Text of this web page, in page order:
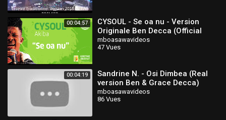
00:04:57
CYSOUL - Se oa nu - Version
Originale Ben Decca (Official
Audio)
mboasawavideos
47 Vues
00:04:19
Sandrine N. - Osi Dimbea (Real
version Ben & Grace Decca)
mboasawavideos
86 Vues